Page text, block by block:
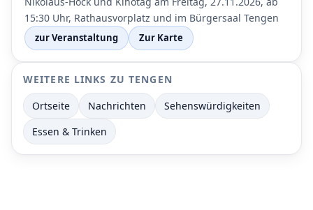
15:30 Uhr, Rathausvorplatz und im Bürgersaal Tengen
zur Veranstaltung Zur Karte
WEITERE LINKS ZU TENGEN
Ortseite
Nachrichten
Sehenswürdigkeiten
Essen & Trinken